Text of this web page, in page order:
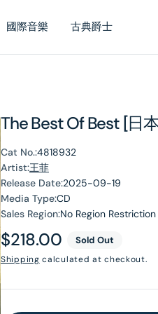
國際音樂 古典爵士
The Best Of Best [日
Cat No.:4818932
Artist:王菲
Release Date:2025-09-19
Media Type:CD
Sales Region:No Region Restriction
Regular
price
$218.00 Sold Out
Shipping calculated at checkout.